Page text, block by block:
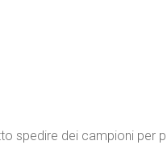
spedire dei campioni per